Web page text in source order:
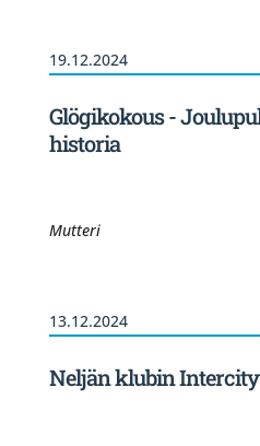
19.12.2024
Glögikokous -
historia
Mutteri
13.12.2024
Neljän klubin